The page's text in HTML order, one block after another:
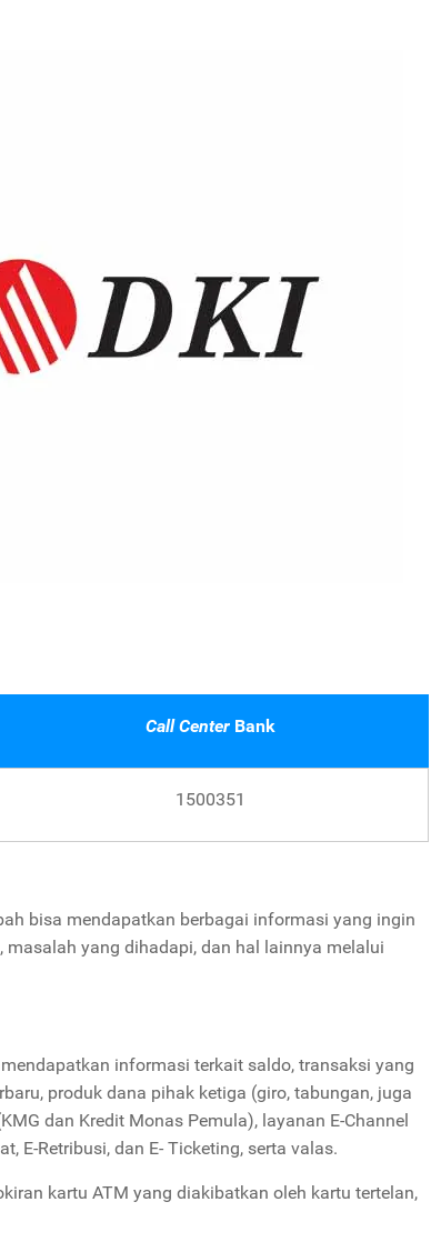
Call CenterBank
1500351
bisa mendapatkan berbagai informasi yang ingin
yang dihadapi, dan hal lainnya melalui
informasi terkait saldo, transaksi yang
produk dana pihak ketiga (giro, tabungan, juga
dan Kredit Monas Pemula), layanan E-Channel
E-Retribusi, dan E- Ticketing, serta valas.
kartu ATM yang diakibatkan oleh kartu tertelan,